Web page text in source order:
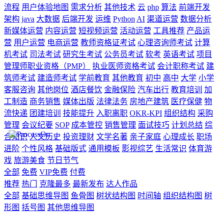
流程 用户体验地图 需求分析 其他技术 云 php 算法 前端开发
架构 java 大数据 后端开发 运维 Python AI 渠道运营 数据分析
新媒体运营 内容运营 短视频运营 活动运营 工具推荐 产品运
营 用户运营 电商运营 教师资格证考试 心理咨询师考试 计算
机考试 司法考试 研究生考试 公务员考试 软考 英语考试 项目
管理师职业资格（PMP）
执业医师资格考试 会计职称考试 建
筑师考试 建造师考试 学前教育 其他教育 初中 高中 大学 小学
客服咨询 其他岗位 酒店餐饮 金融保险 汽车出行 教育培训
加
工制造 商务销售 媒体出版 法律法务 房地产建筑 医疗保健 物
流快递 团建培训 技能提升 入职离职 OKR-KPI 组织结构 采购
管理 会议纪要 SOP 成本管控 销售管理 面试技巧 计划总结 综
合知识 人文历史 投资理财 文学名著 亲子家庭 心理成长 职场
进阶 个性风格 基础版式 通用模板 影视综艺 生活常识 体育游
戏 旅游美食 节日节气
全部 免费 VIP免费 付费
推荐 热门 克隆最多 最新发布 达人作品
全部 基础思维导图 鱼骨图 树状结构图 时间轴 组织结构图 树
形图 括号图 其他思维导图